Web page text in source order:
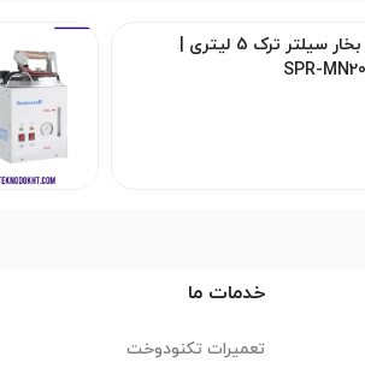
اتو بخار سیلتر ترک 5 لیتری |
SPR-
خدمات ما
تعمیرات تکنودوخت